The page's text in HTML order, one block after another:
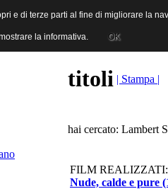
Industrie Cinematografiche
titoli | Stampa |
hai cercato: Lambert
FILM REALIZZATI:
Nude, calde e pure
e di terze parti al fine di migliorare la
la informativa. OK
e di terze parti al fine di migliorare la
la informativa. OK